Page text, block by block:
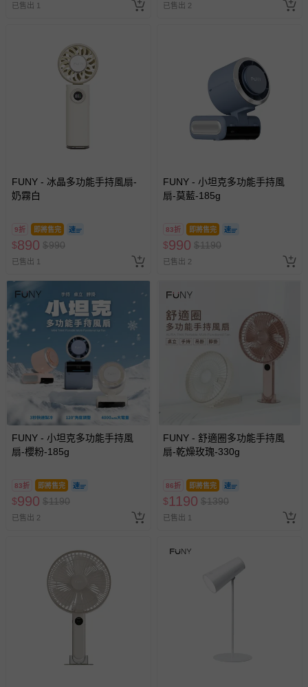
已售出 1 已售出 2
FUNY - 冰晶多功能手持風扇-
奶霧白
9折 即將售完
$890 $990
已售出 1
FUNY - 小坦克多功能手持風
扇-莫藍-185g
83折 即將售完
$990 $1190
已售出 2
FUNY - 小坦克多功能手持風
扇-櫻粉-185g
83折 即將售完
$990 $1190
已售出 2
FUNY - 舒適圈多功能手持風
扇-乾燥玫瑰-330g
86折 即將售完
$1190 $1390
已售出 1